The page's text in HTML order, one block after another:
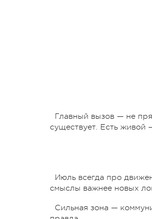
Главный вызов — не
существует. Есть живой
Июль всегда про
смыслы важнее новых
Сильная зона —